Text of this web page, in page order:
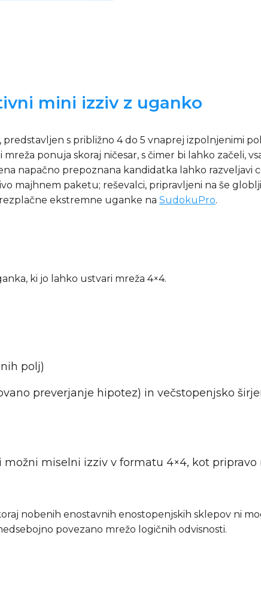
mini izziv z uganko
s približno 4 do 5 vnaprej izpolnjenimi
ponuja skoraj ničesar, s čimer bi lahko začeli,
napačno prepoznana kandidatka lahko razveljavi
majhnem paketu; reševalci, pripravljeni na še
ekstremne uganke na SudokuPro.
ki jo lahko ustvari mreža 4×4.
polj)
preverjanje hipotez) in večstopenjsko
miselni izziv v formatu 4×4, kot pripravo
nobenih enostavnih enostopenjskih sklepov ni
povezano mrežo logičnih odvisnosti.